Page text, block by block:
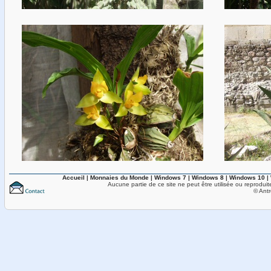
Accueil | Monnaies du Monde | Windows 7 | Windows 8 | Windows 10 |
Aucune partie de ce site ne peut être utilisée ou
©